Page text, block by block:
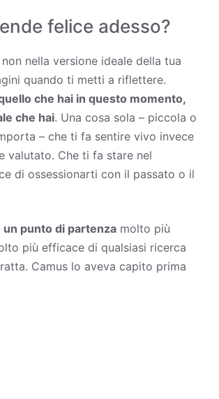
felice adesso?
nella versione ideale della tua
quando ti metti a riflettere.
che hai in questo momento,
che hai. Una cosa sola – piccola o
– che ti fa sentire vivo invece
valutato. Che ti fa stare nel
di ossessionarti con il passato o il
un punto di partenza molto più
più efficace di qualsiasi ricerca
Camus lo aveva capito prima